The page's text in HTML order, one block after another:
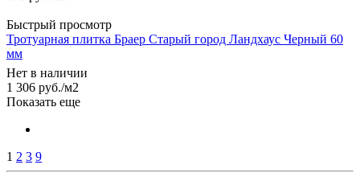
Быстрый просмотр
Тротуарная плитка Браер Старый город Ландхаус Черный 60
мм
Нет в наличии
1 306 руб./м2
Показать еще
1 2 3 9